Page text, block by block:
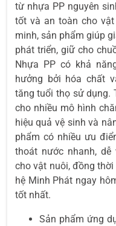
từ nhựa PP nguyên
tốt và an toàn cho
minh, sản phẩm giúp
phát triển, giữ cho
Nhựa PP có khả
hưởng bởi hóa chất
tăng tuổi thọ sử dụng.
cho nhiều mô hình
hiệu quả vệ sinh và
phẩm có nhiều ưu
thoát nước nhanh,
cho vật nuôi, đồng
hệ Minh Phát ngay
tốt nhất.
Sản phẩm ứng